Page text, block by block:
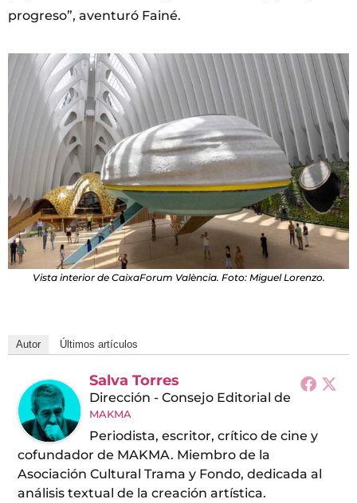
progreso”, aventuró Fainé.
Vista interior de CaixaForum València. Foto: Miguel Lorenzo.
Autor Últimos artículos
Salva Torres
Dirección - Consejo Editorial de
MAKMA
Periodista, escritor, crítico de cine y
cofundador de MAKMA. Miembro de la
Asociación Cultural Trama y Fondo, dedicada al
análisis textual de la creación artística.